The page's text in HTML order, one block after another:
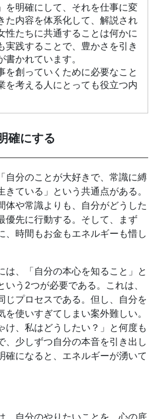
を明確にして、それを仕事に変
た内容を体系化して、解説され
性たちに共通することは何かに
実践することで、豊かさを引き
かれています。
を創っていくために必要なこと
を考える人にとっても役立つ内
確にする
自分のことが大好きで、常識に縛
ている」という共通点がある。
体や常識よりも、自分がどうした
優先に行動する。そして、まず
、時間もお金もエネルギーも惜し
は、「自分の本心を知ること」と
いう2つが必要である。これは、
じプロセスである。但し、自分を
使いすぎてしまい案外難しい。
け、私はどうしたい？」と何度も
、少しずつ自分の本音を引き出し
確になると、エネルギーが湧いて
、自分のやりたいことを、心の底